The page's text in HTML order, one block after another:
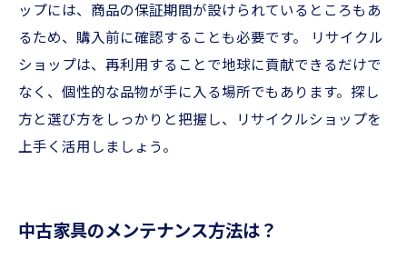
ップには、商品の保証期間が設けられているところもあ
るため、購入前に確認することも必要です。 リサイクル
ショップは、再利用することで地球に貢献できるだけで
なく、個性的な品物が手に入る場所でもあります。探し
方と選び方をしっかりと把握し、リサイクルショップを
上手く活用しましょう。
中古家具のメンテナンス方法は？